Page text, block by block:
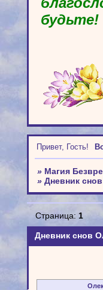
будьте!
Привет, Гость!
» Магия
» Дневник
Дневник снов
Страница: 1